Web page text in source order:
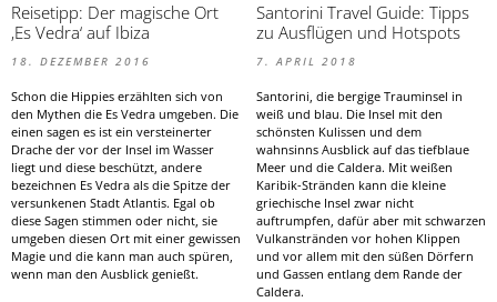
Reisetipp: Der magische Ort
‚Es Vedra‘ auf Ibiza
18. DEZEMBER 2016
Schon die Hippies erzählten sich von
den Mythen die Es Vedra umgeben. Die
einen sagen es ist ein versteinerter
Drache der vor der Insel im Wasser
liegt und diese beschützt, andere
bezeichnen Es Vedra als die Spitze der
versunkenen Stadt Atlantis. Egal ob
diese Sagen stimmen oder nicht, sie
umgeben diesen Ort mit einer gewissen
Magie und die kann man auch spüren,
wenn man den Ausblick genießt.
Santorini Travel Guide: Tipps
zu Ausflügen und Hotspots
7. APRIL 2018
Santorini, die bergige Trauminsel in
weiß und blau. Die Insel mit den
schönsten Kulissen und dem
wahnsinns Ausblick auf das tiefblaue
Meer und die Caldera. Mit weißen
Karibik-Stränden kann die kleine
griechische Insel zwar nicht
auftrumpfen, dafür aber mit schwarzen
Vulkanstränden vor hohen Klippen
und vor allem mit den süßen Dörfern
und Gassen entlang dem Rande der
Caldera.